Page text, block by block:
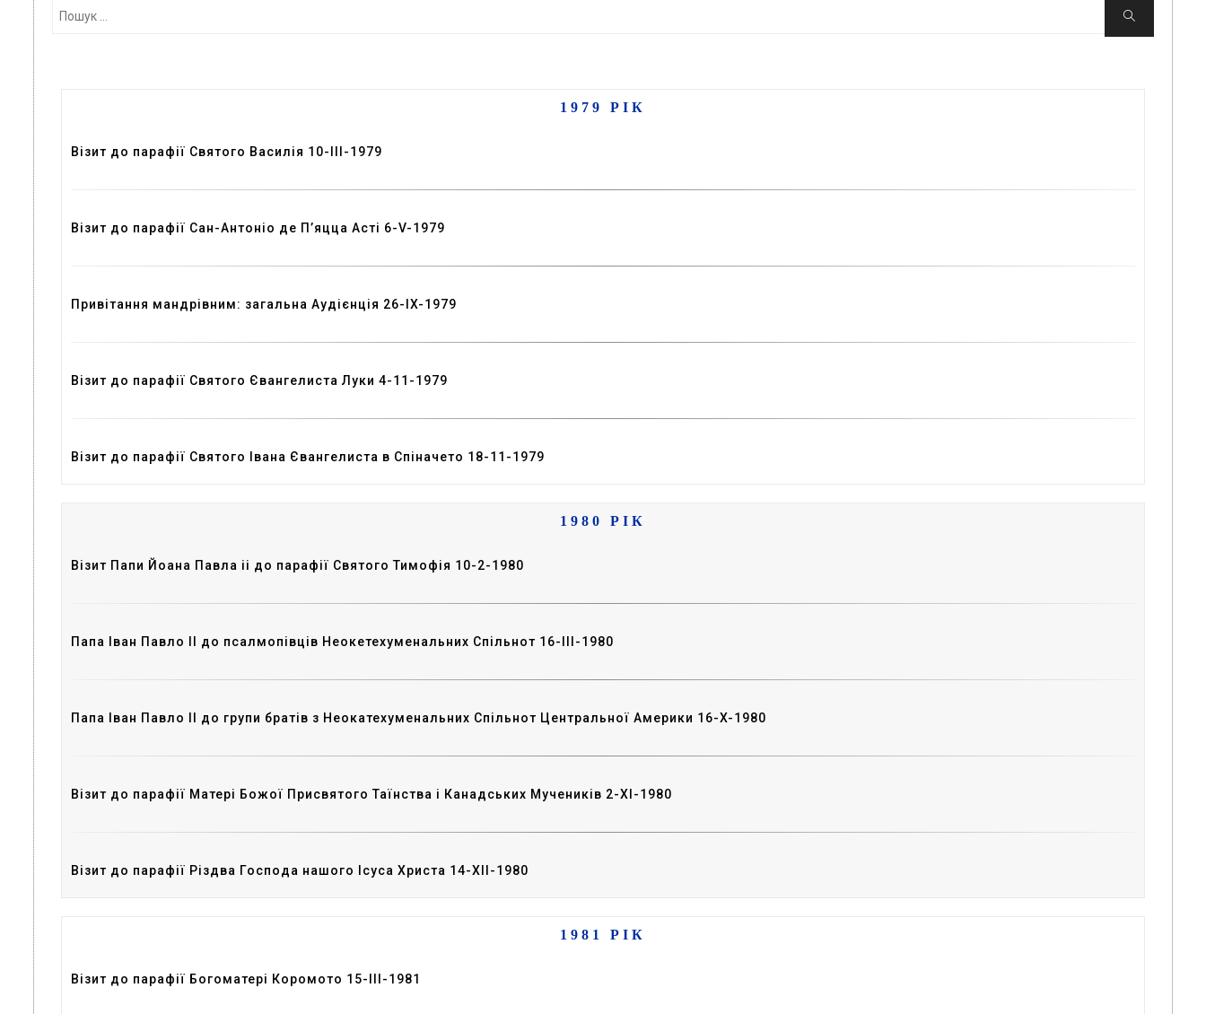
Пошук:
Пошук
1979 РІК
Візит до парафії Святого Василія 10-III-1979
Візит до парафії Сан-Антоніо де П’яцца Асті 6-V-1979
Привітання мандрівним: загальна Аудієнція 26-IX-1979
Візит до парафії Святого Євангелиста Луки 4-11-1979
Візит до парафії Святого Івана Євангелиста в Спіначето 18-11-1979
1980 РІК
Візит Папи Йоана Павла іі до парафії Святого Тимофія 10-2-1980
Папа Іван Павло ІІ до псалмопівців Неокетехуменальних Спільнот 16-III-1980
Папа Іван Павло II до групи братів з Неокатехуменальних Спільнот Центральної Америки 16-X-1980
Візит до парафії Матері Божої Присвятого Таїнства і Канадських Мучеників 2-XI-1980
Візит до парафії Різдва Господа нашого Ісуса Христа 14-XII-1980
1981 РІК
Візит до парафії Богоматері Коромото 15-III-1981